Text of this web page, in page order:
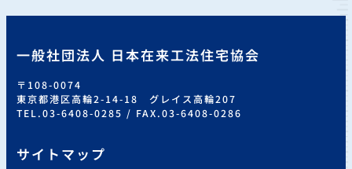
一般社団法人 日本在来工法住宅協会
〒108-0074
東京都港区高輪2-14-18 グレイス高輪207
TEL.03-6408-0285 / FAX.03-6408-0286
サイトマップ